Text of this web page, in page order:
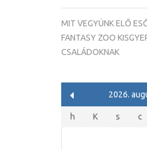
MIT VEGYÜNK ELŐ
FANTASY ZOO
CSALÁDOKNAK
2026.
h K s c